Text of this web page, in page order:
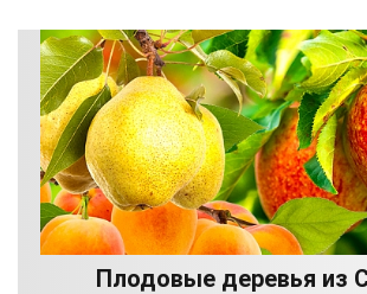
Плодовые деревья из